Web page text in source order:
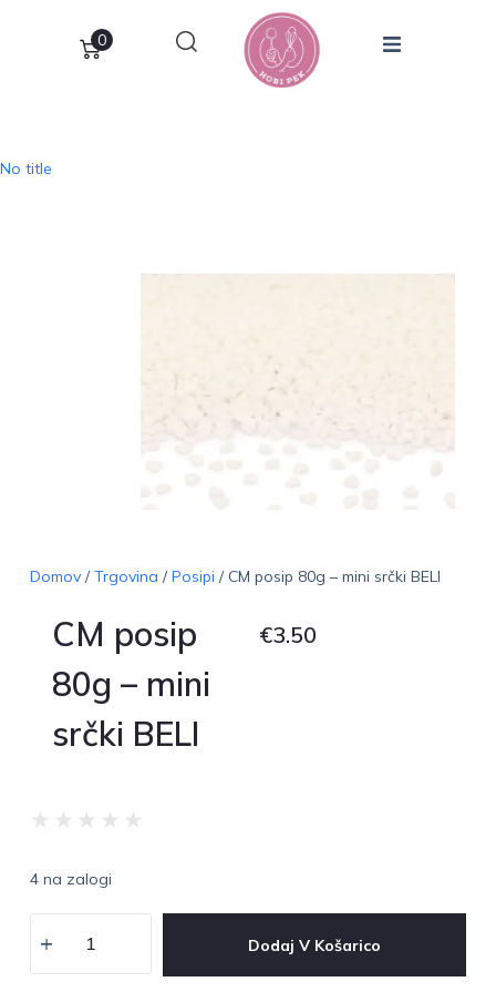
0
No title
Domov/Trgovina /Posipi / CM posip 80g – mini srčki BELI
CM posip
80g – mini
srčki BELI
€3.50
★ ★ ★ ★ ★
4 na zalogi
Dodaj V Košarico